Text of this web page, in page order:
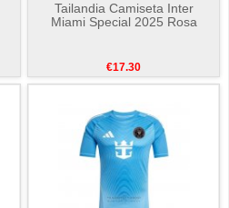
Tailandia Camiseta Inter
Miami Special 2025 Rosa
€17.30